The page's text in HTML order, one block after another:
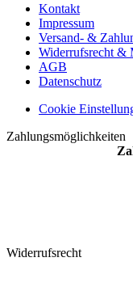
Kontakt
Impressum
Versand- &
Widerrufsrecht &
AGB
Datenschutz
Cookie
Zahlungsmöglichkeiten
Widerrufsrecht